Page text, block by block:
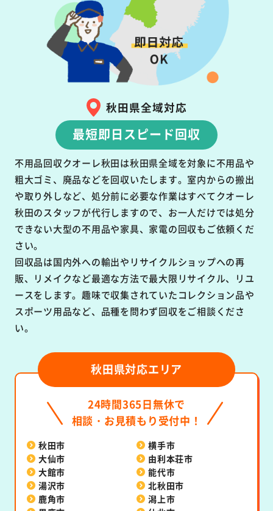
秋田県全域対応
最短即日スピード回収
不用品回収クオーレ秋田は秋田県全域を対象に不用品や
粗大ゴミ、廃品などを回収いたします。室内からの搬出
や取り外しなど、処分前に必要な作業はすべてクオーレ
秋田のスタッフが代行しますので、お一人だけでは処分
できない大型の不用品や家具、家電の回収もご依頼くだ
さい。
回収品は国内外への輸出やリサイクルショップへの再
販、リメイクなど最適な方法で最大限リサイクル、リユ
ースをします。趣味で収集されていたコレクション品や
スポーツ用品など、品種を問わず回収をご相談くださ
い。
秋田県対応エリア
24時間365日無休で
相談・お見積もり受付中！
秋田市
横手市
大仙市
由利本荘市
大館市
能代市
湯沢市
北秋田市
鹿角市
潟上市